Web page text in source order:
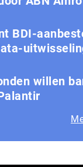
BDI-
willen